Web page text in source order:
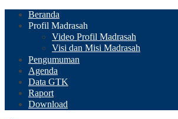
Beranda
Profil Madrasah
Video Profil Madrasah
Visi dan Misi Madrasah
Pengumuman
Agenda
Data GTK
Raport
Download